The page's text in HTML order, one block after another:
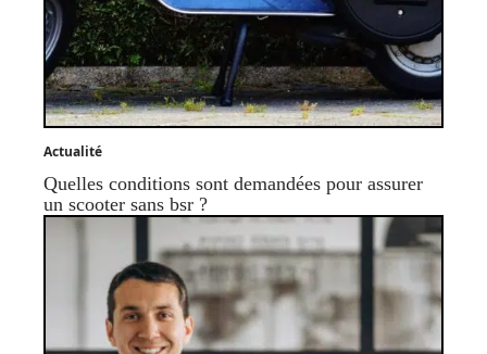
Actualité
Quelles conditions sont demandées pour assurer
un scooter sans bsr ?